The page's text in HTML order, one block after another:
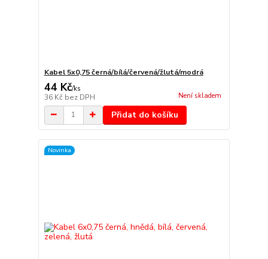
Kabel 5x0,75 černá/bílá/červená/žlutá/modrá
44 Kč/ks
36 Kč bez DPH Není skladem
Přidat do košíku
Novinka